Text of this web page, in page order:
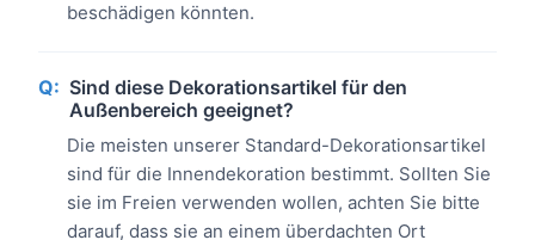
beschädigen könnten.
Q: Sind diese Dekorationsartikel für den
Außenbereich geeignet?
Die meisten unserer Standard-Dekorationsartikel
sind für die Innendekoration bestimmt. Sollten Sie
sie im Freien verwenden wollen, achten Sie bitte
darauf, dass sie an einem überdachten Ort